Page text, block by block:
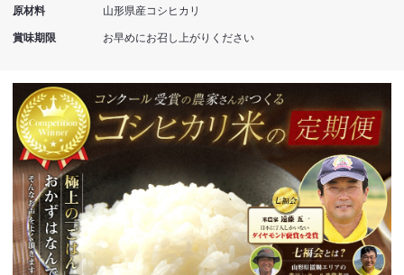
原材料 山形県産コシヒカリ
賞味期限 お早めにお召し上がりください